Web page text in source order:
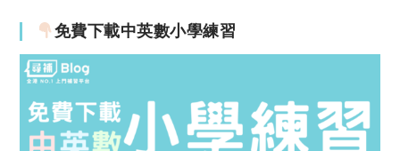
免費下載中英數小學練習